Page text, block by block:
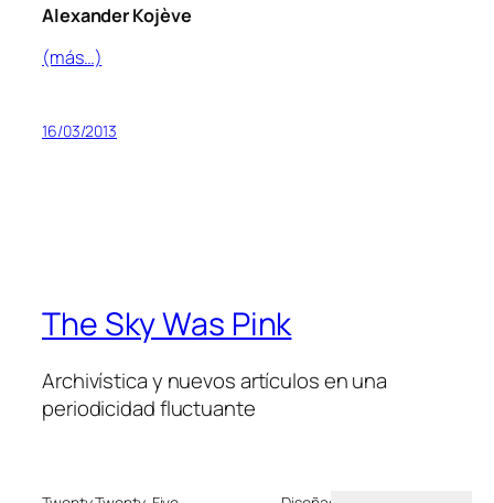
Alexander Kojève
(más…)
16/03/2013
The Sky Was Pink
Archivística y nuevos artículos en una
periodicidad fluctuante